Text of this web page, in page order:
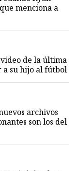
menciona a
de la última
a su hijo al fútbol
archivos
son los del